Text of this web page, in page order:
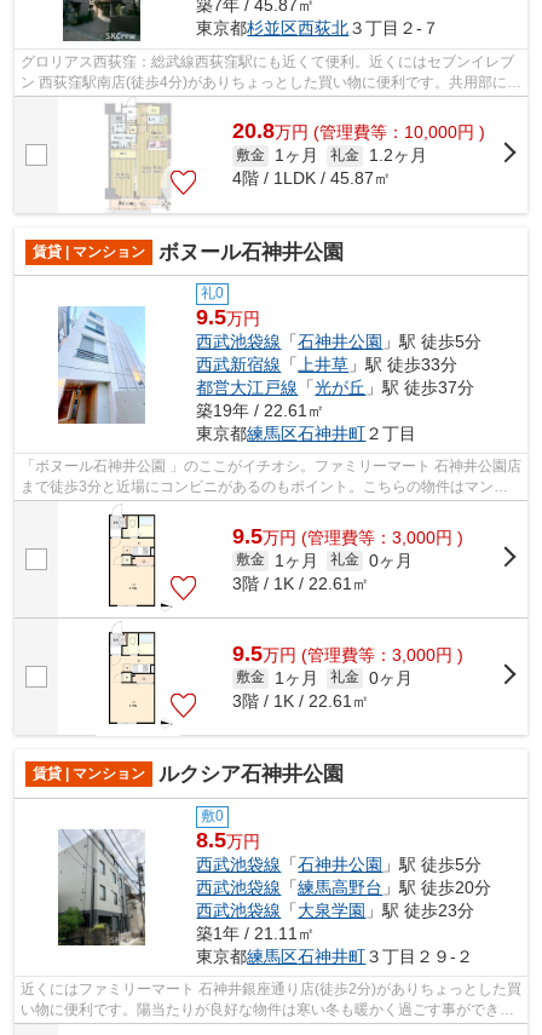
築7年 / 45.87㎡
東京都杉並区西荻北３丁目２-７
グロリアス西荻窪：総武線西荻窪駅にも近くて便利。近くにはセブンイレブ
ン 西荻窪駅南店(徒歩4分)がありちょっとした買い物に便利です。共用部には
敷地内ごみ置き場・エレベータなど...
20.8万円 (管理費等：10,000円 )
敷金 1ヶ月 礼金
1.2ヶ月
4階 / 1LDK / 45.87㎡
賃貸 | マンション ボヌール石神井公園
礼0
9.5万円
西武池袋線 「石神井公園 」駅 徒歩5分
西武新宿線 「上井草 」駅 徒歩33分
都営大江戸線 「光が丘 」駅 徒歩37分
築19年 / 22.61㎡
東京都練馬区石神井町２丁目
「ボヌール石神井公園 」のここがイチオシ。ファミリーマート 石神井公園店
まで徒歩3分と近場にコンビニがあるのもポイント。こちらの物件はマンシ
ョンです。徒歩5分の位置に駅がある...
9.5万円 (管理費等：3,000円 )
敷金 1ヶ月 礼金 0ヶ月
3階 / 1K / 22.61㎡
9.5万円 (管理費等：3,000円 )
敷金 1ヶ月 礼金 0ヶ月
3階 / 1K / 22.61㎡
賃貸 | マンション ルクシア石神井公園
敷0
8.5万円
西武池袋線 「石神井公園 」駅 徒歩5分
西武池袋線 「練馬高野台 」駅 徒歩20分
西武池袋線 「大泉学園 」駅 徒歩23分
築1年 / 21.11㎡
東京都練馬区石神井町３丁目２９-２
近くにはファミリーマート 石神井銀座通り店(徒歩2分)がありちょっとした買
い物に便利です。陽当たりが良好な物件は寒い冬も暖かく過ごす事ができま